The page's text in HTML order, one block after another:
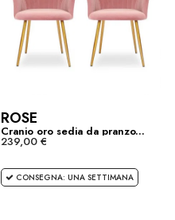
ROSE
Cranio oro sedia da pranzo...
239,00 €
CONSEGNA: UNA SETTIMANA